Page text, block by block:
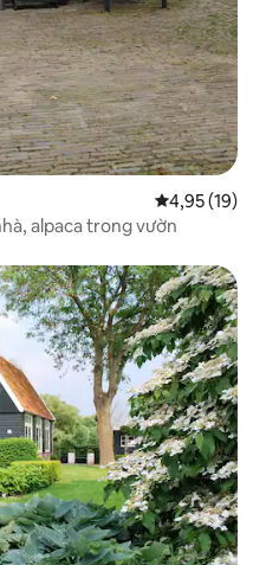
Xếp hạng
4,95 (19)
alpaca trong vườn